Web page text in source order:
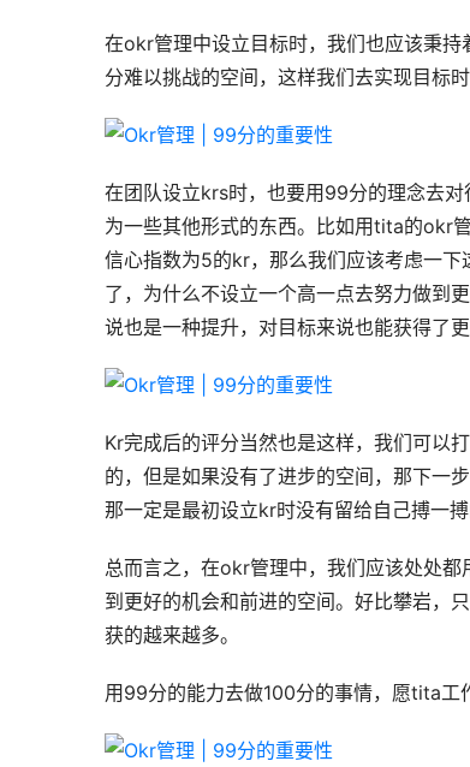
在okr管理中设立目标时，我们也应该秉
分难以挑战的空间，这样我们去实现目标
在团队设立krs时，也要用99分的理念去
为一些其他形式的东西。比如用tita的okr
信心指数为5的kr，那么我们应该考虑一
了，为什么不设立一个高一点去努力做到
说也是一种提升，对目标来说也能获得了更
Kr完成后的评分当然也是这样，我们可以
的，但是如果没有了进步的空间，那下一
那一定是最初设立kr时没有留给自己搏一
总而言之，在okr管理中，我们应该处处
到更好的机会和前进的空间。好比攀岩，
获的越来越多。
用99分的能力去做100分的事情，愿tita工